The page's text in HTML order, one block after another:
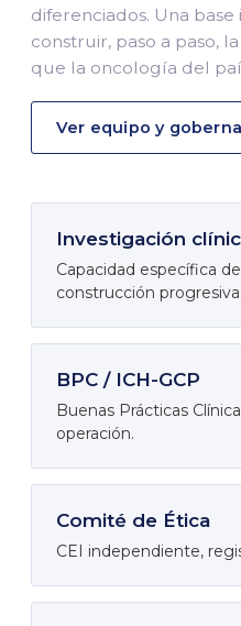
diferenciados. Una
construir, paso a paso,
que la oncología del
Ver equipo y
Investigación
Capacidad específica
construcción progresiva.
BPC / ICH-GCP
Buenas Prácticas
operación.
Comité de Ética
CEI independiente,